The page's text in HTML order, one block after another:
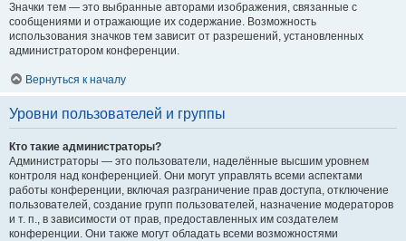
Значки тем — это выбранные авторами изображения, связанные с
сообщениями и отражающие их содержание. Возможность
использования значков тем зависит от разрешений, установленных
администратором конференции.
Вернуться к началу
Уровни пользователей и группы
Кто такие администраторы?
Администраторы — это пользователи, наделённые высшим уровнем
контроля над конференцией. Они могут управлять всеми аспектами
работы конференции, включая разграничение прав доступа, отключение
пользователей, создание групп пользователей, назначение модераторов
и т. п., в зависимости от прав, предоставленных им создателем
конференции. Они также могут обладать всеми возможностями